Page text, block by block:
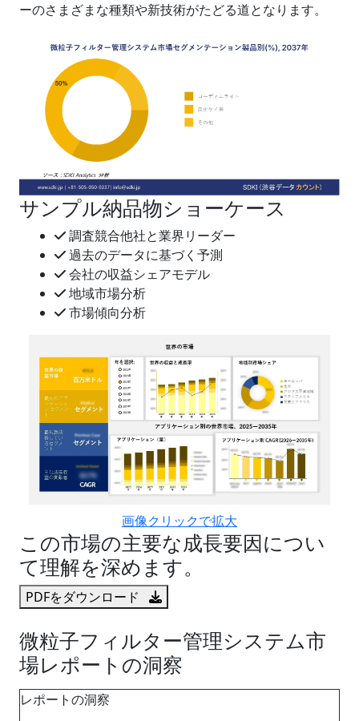
ーのさまざまな種類や新技術がたどる道となります。
サンプル納品物ショーケース
調査競合他社と業界リーダー
過去のデータに基づく予測
会社の収益シェアモデル
地域市場分析
市場傾向分析
画像クリックで拡大
この市場の主要な成長要因につい
て理解を深めます。
PDFをダウンロード
微粒子フィルター管理システム市
場レポートの洞察
レポートの洞察